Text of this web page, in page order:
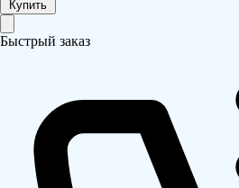
Купить
Быстрый заказ